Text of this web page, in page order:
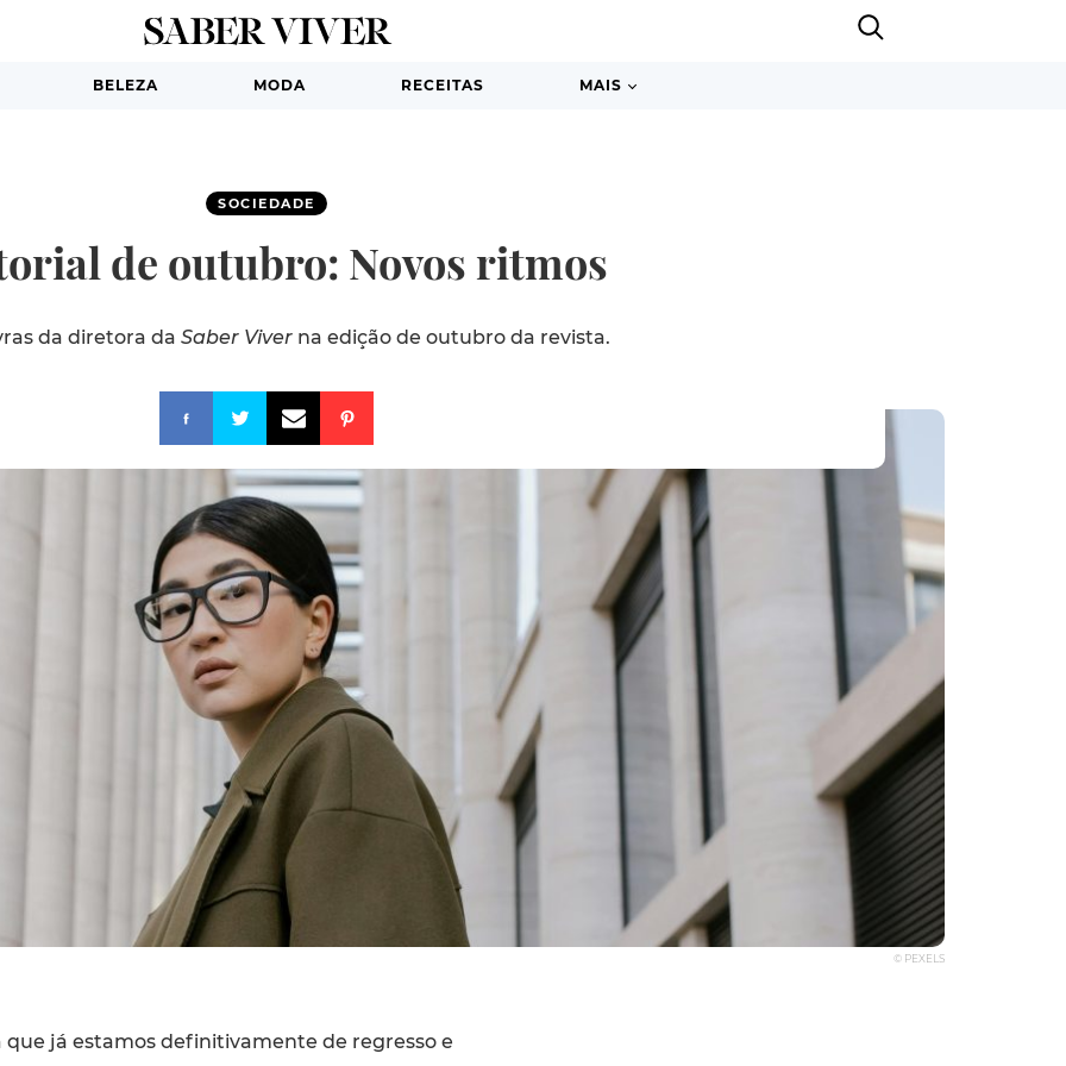
BELEZA MODA RECEITAS MAIS
SOCIEDADE
de outubro: Novos ritmos
da diretora da Saber Viver na edição de outubro da revista.
© PEXELS
que já estamos definitivamente de regresso e